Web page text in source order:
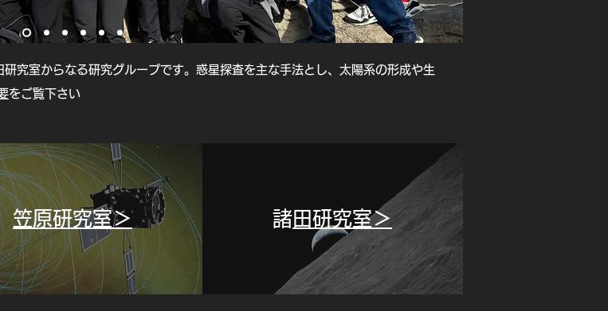
究室からなる研究グループです。惑星探査を主な手法とし、太陽系の形成や生
をご覧下さい
​笠原研究室＞ ​諸田研究室＞